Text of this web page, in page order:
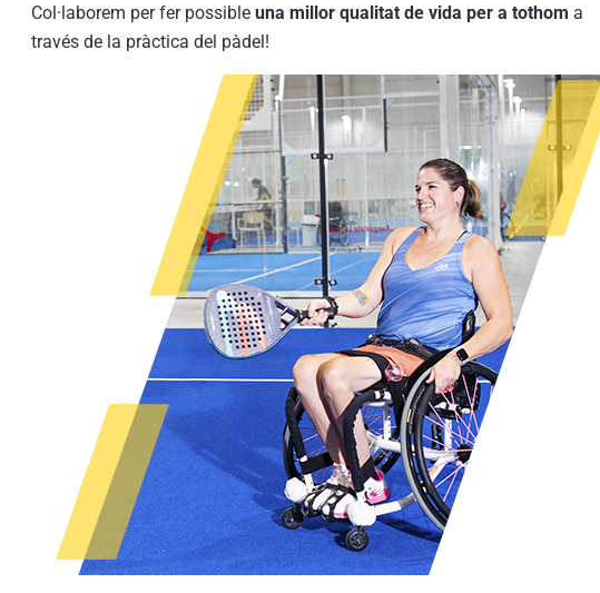
Col·laborem per fer possible una millor qualitat de vida per a tothom a
través de la pràctica del pàdel!